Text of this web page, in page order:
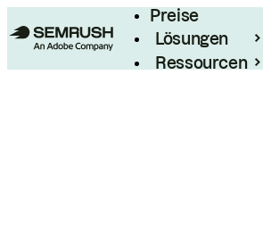
Preise
Lösungen
Ressourcen